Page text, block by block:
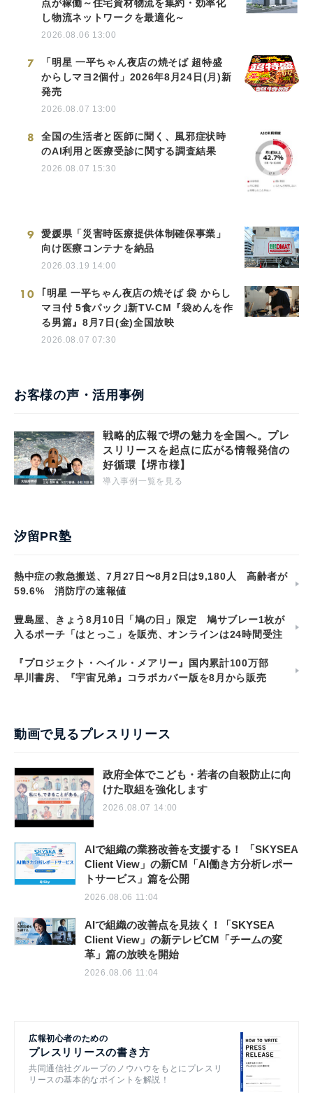
点が稼働～住宅資材物流を集約・効率化
し物流ネットワークを最適化～
2026.08.06 13:00
7
「明星 一平ちゃん夜店の焼そば 超特盛
からしマヨ2個付」2026年8月24日(月)新
発売
2026.08.07 13:00
8
全国の生活者と医師に聞く、風邪症状時
のAI利用と医療受診に関する調査結果
2026.08.07 15:30
9
愛媛県「災害時医療提供体制確保事業」
向け医療コンテナを納品
2026.03.19 14:00
10
｢明星 一平ちゃん夜店の焼そば 袋 からし
マヨ付 5食パック｣新TV-CM『袋めんを作
る男篇』8月7日(金)全国放映
2026.08.07 07:30
お客様の声・活用事例
戦略的広報で堺の魅力を全国へ。プレ
スリリースを起点に広がる情報発信の
好循環【堺市様】
導入事例一覧を見る
汐留PR塾
熱中症の救急搬送、7月27日〜8月2日は9,180人 高齢者が
59.6% 消防庁の速報値
豊島屋、きょう8月10日「鳩の日」限定 鳩サブレー1枚が
入るポーチ「はとっこ」を販売、オンラインは24時間受注
『プロジェクト・ヘイル・メアリー』国内累計100万部
早川書房、『宇宙兄弟』コラボカバー版を8月から販売
動画で見るプレスリリース
政府全体でこども・若者の自殺防止に向
けた取組を強化します
2026.08.07 14:00
AIで組織の業務改善を支援する！ 「SKYSEA
Client View」の新CM「AI働き方分析レポー
トサービス」篇を公開
2026.08.06 11:04
AIで組織の改善点を見抜く！「SKYSEA
Client View」の新テレビCM「チームの変
革」篇の放映を開始
2026.08.06 11:04
広報初心者のための
プレスリリースの書き方
共同通信社グループのノウハウをもとにプレスリ
リースの基本的なポイントを解説！